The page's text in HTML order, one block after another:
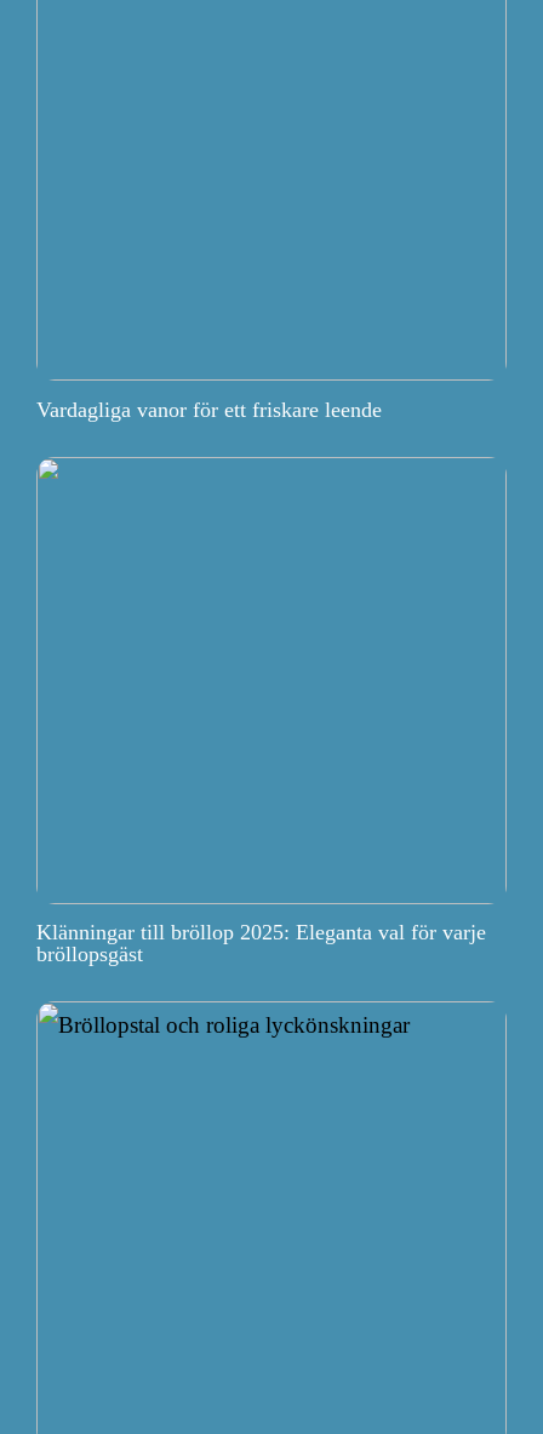
Vardagliga vanor för ett friskare leende
Klänningar till bröllop 2025: Eleganta val för varje
bröllopsgäst